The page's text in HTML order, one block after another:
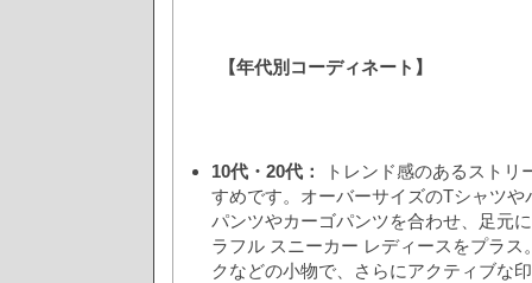
【年代別コーディネート】
10代・20代：
トレンド感のあるストリ
すめです。オーバーサイズのTシャツや
パンツやカーゴパンツを合わせ、足元
ラフル スニーカー レディースをプラス
クなどの小物で、さらにアクティブな